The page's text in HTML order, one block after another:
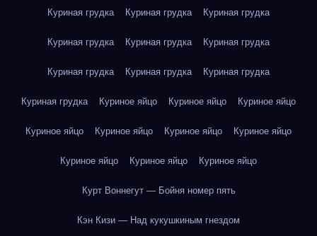
Куриная грудка Куриная грудка Куриная грудка
Куриная грудка Куриная грудка Куриная грудка
Куриная грудка Куриная грудка Куриная грудка
Куриная грудка Куриное яйцо Куриное яйцо Куриное яйцо
Куриное яйцо Куриное яйцо Куриное яйцо Куриное яйцо
Куриное яйцо Куриное яйцо Куриное яйцо
Курт Воннегут — Бойня номер пять
Кэн Кизи — Над кукушкиным гнездом